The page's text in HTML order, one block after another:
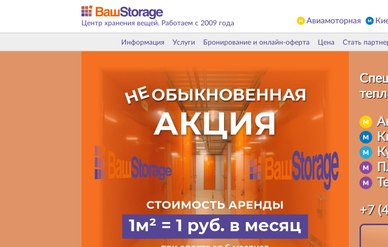
Центр хранения вещей. Работаем с 2009 года Авиамоторная
Информация Услуги Бронирование и онлайн-оферта Цена Стать
+7